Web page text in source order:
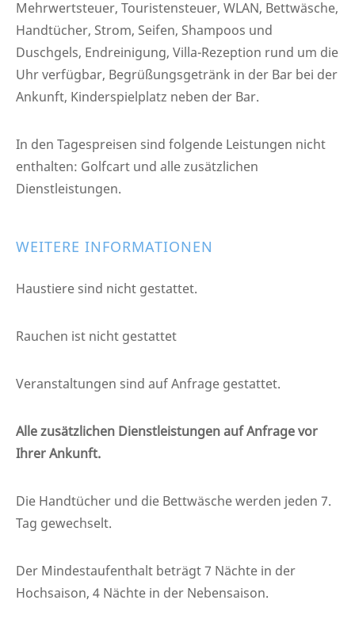
Mehrwertsteuer, Touristensteuer, WLAN, Bettwäsche,
Handtücher, Strom, Seifen, Shampoos und
Duschgels, Endreinigung, Villa-Rezeption rund um die
Uhr verfügbar, Begrüßungsgetränk in der Bar bei der
Ankunft, Kinderspielplatz neben der Bar.
In den Tagespreisen sind folgende Leistungen nicht
enthalten: Golfcart und alle zusätzlichen
Dienstleistungen.
WEITERE INFORMATIONEN
Haustiere sind nicht gestattet.
Rauchen ist nicht gestattet
Veranstaltungen sind auf Anfrage gestattet.
Alle zusätzlichen Dienstleistungen auf Anfrage vor
Ihrer Ankunft.
Die Handtücher und die Bettwäsche werden jeden 7.
Tag gewechselt.
Der Mindestaufenthalt beträgt 7 Nächte in der
Hochsaison, 4 Nächte in der Nebensaison.